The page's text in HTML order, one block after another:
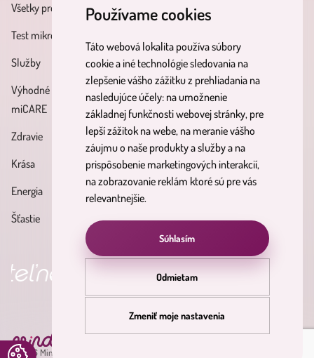
Používame cookies
Táto webová lokalita používa súbory
cookie a iné technológie sledovania na
zlepšenie vášho zážitku z prehliadania na
nasledujúce účely: na umožnenie
základnej funkčnosti webovej stránky, pre
lepší zážitok na webe, na meranie vášho
záujmu o naše produkty a služby a na
prispôsobenie marketingových interakcií,
na zobrazovanie reklám ktoré sú pre vás
relevantnejšie.
Súhlasím
Odmietam
Zmeniť moje nastavenia
Všetky produkty
Test mikrobiómu
Služby
Výhodné balíky
miCARE
Zdravie
Krása
Energia
Šťastie
Všeobecné obchodné
Zásady spracúvania osobných
údajov
Reklamačný poriadok
Poučenie o právach
dotknutých osôb
Formulár na odstúpenie od
zmluvy
Účinné látky
Partnerský
program
výsledky objav svoju
© 2026 Minderama. Všetky práva vyhradené.